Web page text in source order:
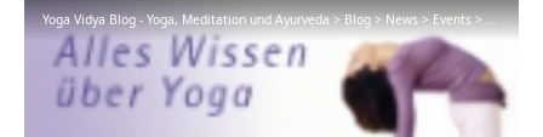
Yoga Vidya Blog - Yoga, Meditation und Ayurveda>Blog>News>Events>Yoga